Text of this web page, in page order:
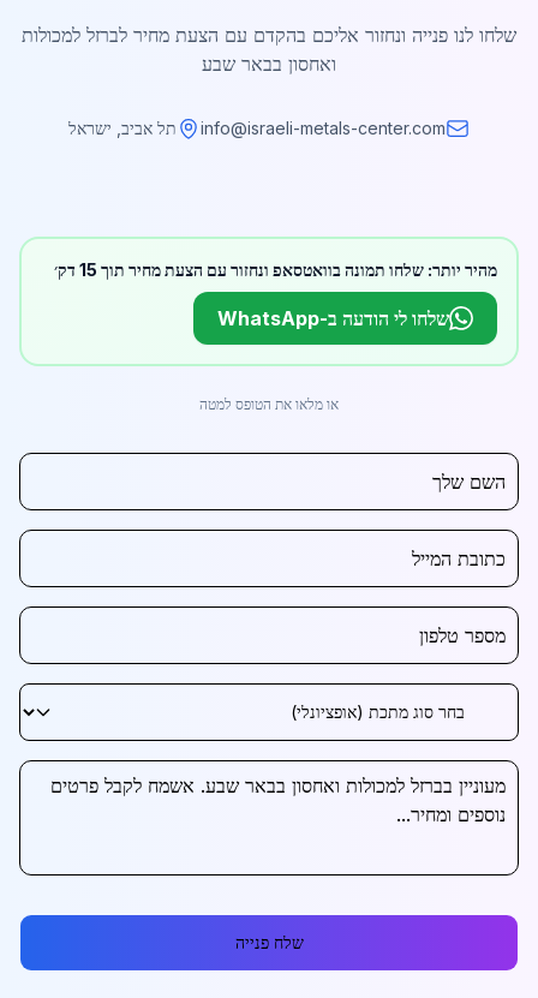
שלחו לנו פנייה ונחזור אליכם בהקדם עם הצעת מחיר לברזל למכולות
ואחסון בבאר שבע
info@israeli-metals-center.com תל אביב, ישראל
מהיר יותר: שלחו תמונה בוואטסאפ ונחזור עם הצעת מחיר תוך 15 דק׳
שלחו לי הודעה ב-WhatsApp
או מלאו את הטופס למטה
שלח פנייה